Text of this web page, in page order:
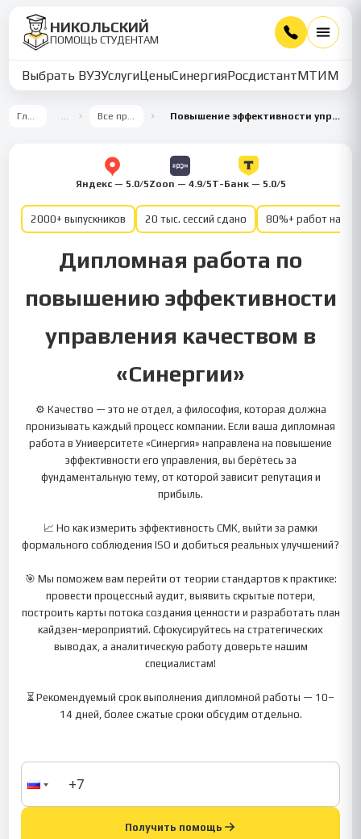
НИКОЛЬСКИЙ
ПОМОЩЬ СТУДЕНТАМ
Выбрать ВУЗУслугиЦеныСинергияРосдистантМТИММУ
Главная … Все предметы Повышение эффективности управления качеством
Яндекс — 5.0/5Zoon — 4.9/5Т-Банк — 5.0/5
2000+ выпускников 20 тыс. сессий сдано 80%+ работ на
Дипломная работа по
повышению эффективности
управления качеством в
«Синергии»
⚙️ Качество — это не отдел, а философия, которая должна
пронизывать каждый процесс компании. Если ваша дипломная
работа в Университете «Синергия» направлена на повышение
эффективности его управления, вы берётесь за
фундаментальную тему, от которой зависит репутация и
прибыль.
📈 Но как измерить эффективность СМК, выйти за рамки
формального соблюдения ISO и добиться реальных улучшений?
🎯 Мы поможем вам перейти от теории стандартов к практике:
провести процессный аудит, выявить скрытые потери,
построить карты потока создания ценности и разработать план
кайдзен-мероприятий. Сфокусируйтесь на стратегических
выводах, а аналитическую работу доверьте нашим
специалистам!
⏳ Рекомендуемый срок выполнения дипломной работы — 10–
14 дней, более сжатые сроки обсудим отдельно.
Получить помощь